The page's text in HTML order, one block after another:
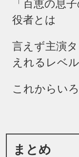
「百恵の息
役者とは
言えず主演
えれるレベル
これからい
まとめ